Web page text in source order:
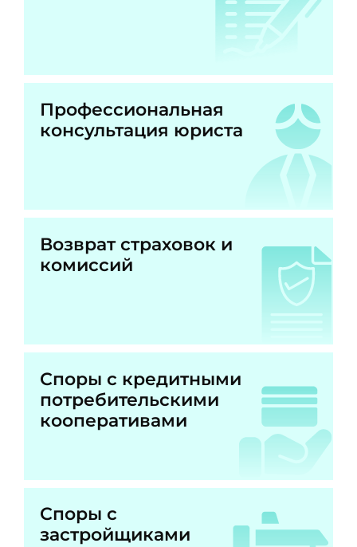
Профессиональная
консультация юриста
Возврат страховок и
комиссий
Споры с кредитными
потребительскими
кооперативами
Споры с
застройщиками